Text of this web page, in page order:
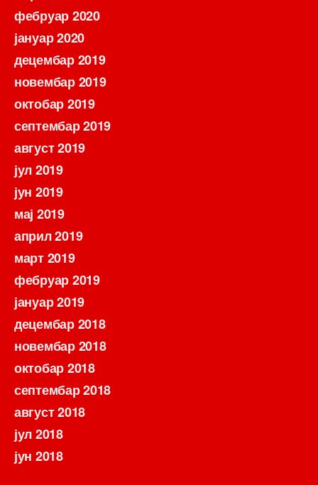
фебруар 2020
јануар 2020
децембар 2019
новембар 2019
октобар 2019
септембар 2019
август 2019
јул 2019
јун 2019
мај 2019
април 2019
март 2019
фебруар 2019
јануар 2019
децембар 2018
новембар 2018
октобар 2018
септембар 2018
август 2018
јул 2018
јун 2018